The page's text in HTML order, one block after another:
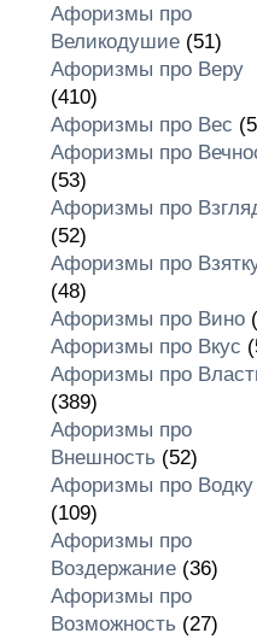
Афоризмы про
Великодушие(51)
Афоризмы про Веру
(410)
Афоризмы про Вес
Афоризмы про
(53)
Афоризмы про
(52)
Афоризмы про
(48)
Афоризмы про Вино
Афоризмы про Вкус
Афоризмы про
(389)
Афоризмы про
Внешность (52)
Афоризмы про Водку
(109)
Афоризмы про
Воздержание(36)
Афоризмы про
Возможность (27)